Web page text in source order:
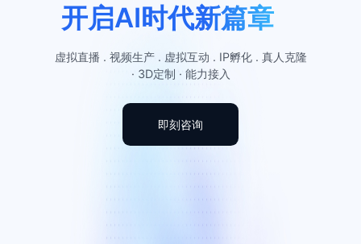
开启AI时代新篇章
虚拟直播 . 视频生产 . 虚拟互动 . IP孵化 . 真人克隆
· 3D定制 · 能力接入
即刻咨询